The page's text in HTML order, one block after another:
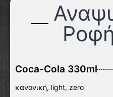
Coca-Cola 330ml
κανονική, light, zero